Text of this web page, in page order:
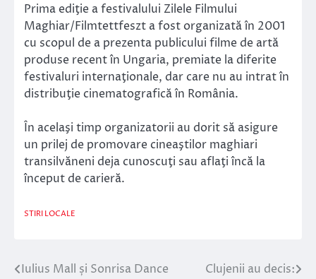
Prima ediţie a festivalului Zilele Filmului
Maghiar/Filmtettfeszt a fost organizată în 2001
cu scopul de a prezenta publicului filme de artă
produse recent în Ungaria, premiate la diferite
festivaluri internaţionale, dar care nu au intrat în
distribuţie cinematografică în România.
În acelaşi timp organizatorii au dorit să asigure
un prilej de promovare cineaştilor maghiari
transilvăneni deja cunoscuţi sau aflaţi încă la
început de carieră.
STIRI LOCALE
Navigare
Iulius Mall și Sonrisa Dance
Clujenii au decis: